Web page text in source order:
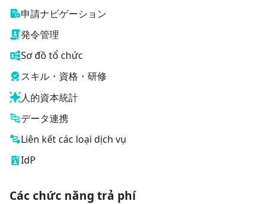
申請ナビゲーション
発令管理
Sơ đồ tổ chức
スキル・資格・研修
人的資本統計
データ連携
Liên kết các loại dịch vụ
IdP
Các chức năng trả phí